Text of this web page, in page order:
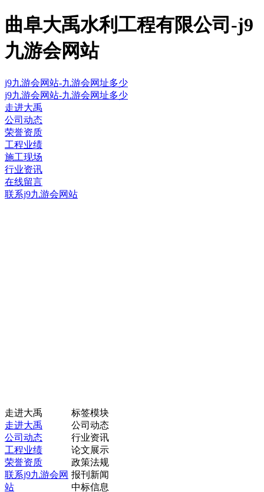
曲阜大禹水利工程有限公司-j9
九游会网站
j9九游会网站-九游会网址多少
j9九游会网站-九游会网址多少
走进大禹
公司动态
荣誉资质
工程业绩
施工现场
行业资讯
在线留言
联系j9九游会网站
走进大禹
走进大禹
公司动态
工程业绩
荣誉资质
联系j9九游会网
站
标签模块
公司动态
行业资讯
论文展示
政策法规
报刊新闻
中标信息